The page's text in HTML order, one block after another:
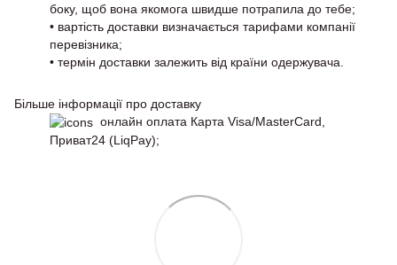
боку, щоб вона якомога швидше потрапила до тебе;
• вартість доставки визначається тарифами компанії
перевізника;
• термін доставки залежить від країни одержувача.
Більше інформації про доставку
онлайн оплата Карта Visa/MasterCard,
Приват24 (LiqPay);